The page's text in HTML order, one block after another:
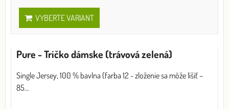
VYBERTE VARIANT
Pure - Tričko dámske (trávová zelená)
Single Jersey, 100 % bavlna (farba 12 - zloženie sa môže líšiť –
85...